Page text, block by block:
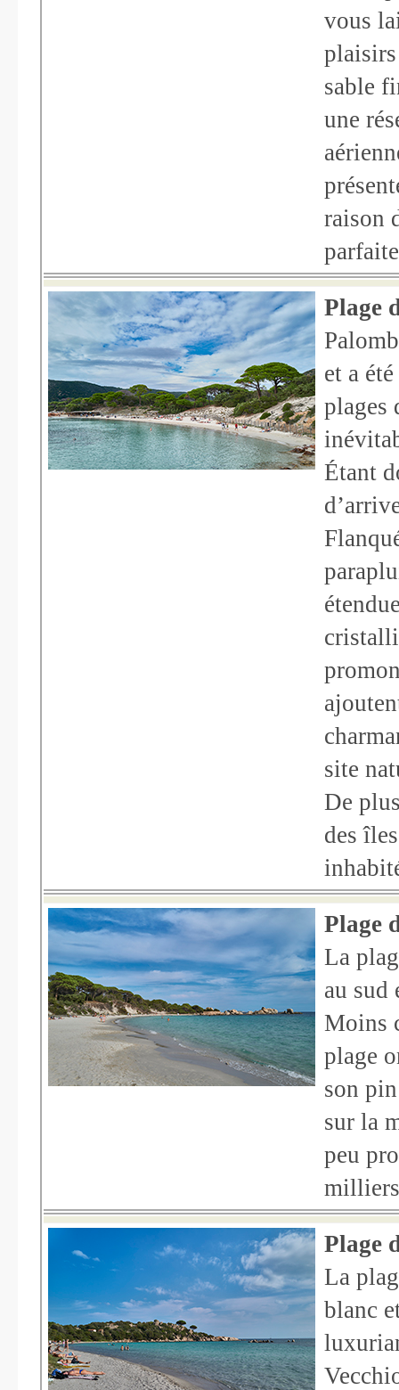
vous
sable
une
raison
Plage
et a
plages
Étant
site
De
des
Plage
La
au sud
Moins
plage
son
sur la
peu
Plage
La
blanc